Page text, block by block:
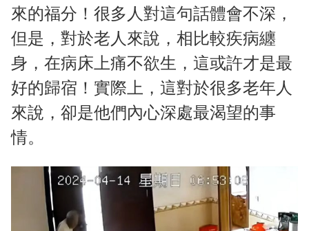
u
t
e
來的福分！很多人對這句話體會不深，
但是，對於老人來說，相比較疾病纏
身，在病床上痛不欲生，這或許才是最
好的歸宿！實際上，這對於很多老年人
來說，卻是他們內心深處最渴望的事
情。